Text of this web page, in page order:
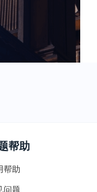
帮助
帮助
问题